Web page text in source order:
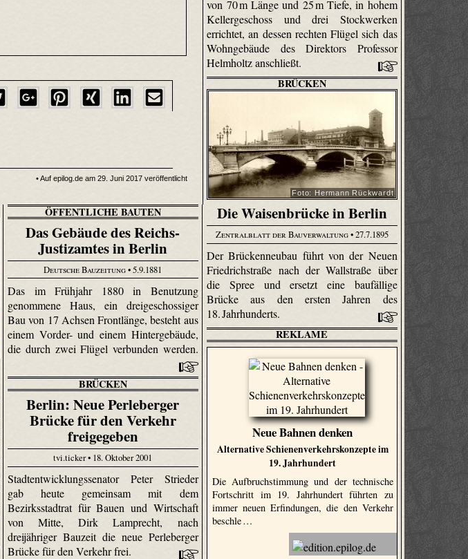
• Auf epilog.de am 29. Juni 2017 veröffentlicht
von 70 m Länge und 25 m Tiefe, in hohem
Kellergeschoss und drei Stockwerken
errichtet, an dessen rechten Flügel sich das
Wohngebäude des Direktors Professor
Helmholtz anschließt.
BRÜCKEN
Foto: Hermann Rückwardt
Die Waisenbrücke in Berlin
Zentralblatt der Bauverwaltung• 27.7.1895
Der Brückenneubau führt von der Neuen
Friedrichstraße nach der Wallstraße über
die Spree und ersetzt eine baufällige
Brücke aus den ersten Jahren des
18. Jahrhunderts.
ÖFFENTLICHE BAUTEN
Das Gebäude des Reichs-
Justizamtes in Berlin
Deutsche Bauzeitung• 5.9.1881
Das im Frühjahr 1880 in Benutzung
genommene Haus, ein dreigeschossiger
Bau von 17 Achsen Frontlänge, besteht aus
einem Vorder- und einem Hintergebäude,
die durch zwei Flügel verbunden werden.
REKLAME
Neue Bahnen denken
Alternative Schienenverkehrskonzepte im
19. Jahrhundert
Die Aufbruchstimmung und der technische
Fortschritt im 19. Jahrhundert führten zu
immer neuen Erfindungen, die den Verkehr
beschle …
BRÜCKEN
Berlin: Neue Perleberger
Brücke für den Verkehr
freigegeben
tvi.ticker • 18. Oktober 2001
Stadtentwicklungssenator Peter Strieder
gab heute gemeinsam mit dem
Bezirksstadtrat für Bauen und Wirtschaft
von Mitte, Dirk Lamprecht, nach
dreijähriger Bauzeit die neue Perleberger
Brücke für den Verkehr frei.